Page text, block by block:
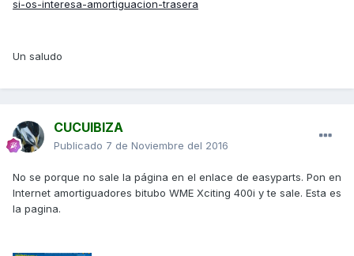
si-os-interesa-amortiguacion-trasera
Un saludo
CUCUIBIZA
Publicado 7 de Noviembre del 2016
No se porque no sale la página en el enlace de easyparts. Pon en
Internet amortiguadores bitubo WME Xciting 400i y te sale. Esta es
la pagina.